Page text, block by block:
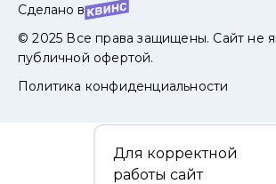
Сделано в
© 2025 Все права защищены. Сайт не
публичной офертой.
Политика конфиденциальности
Для корректной
работы сайт